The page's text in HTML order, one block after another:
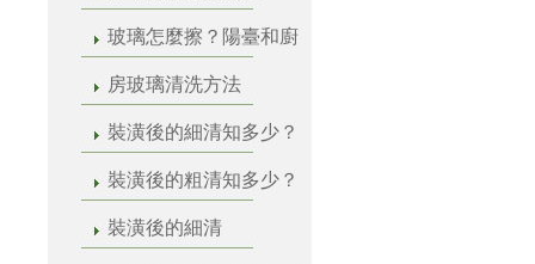
玻璃怎麼擦？陽臺和廚
房玻璃清洗方法
裝潢後的細清知多少？
裝潢後的粗清知多少？
裝潢後的細清